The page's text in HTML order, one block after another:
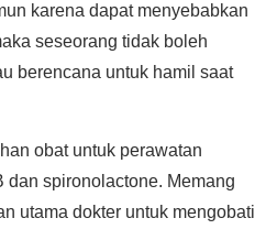
karena dapat menyebabkan
seseorang tidak boleh
berencana untuk hamil saat
obat untuk perawatan
dan spironolactone. Memang
utama dokter untuk mengobati